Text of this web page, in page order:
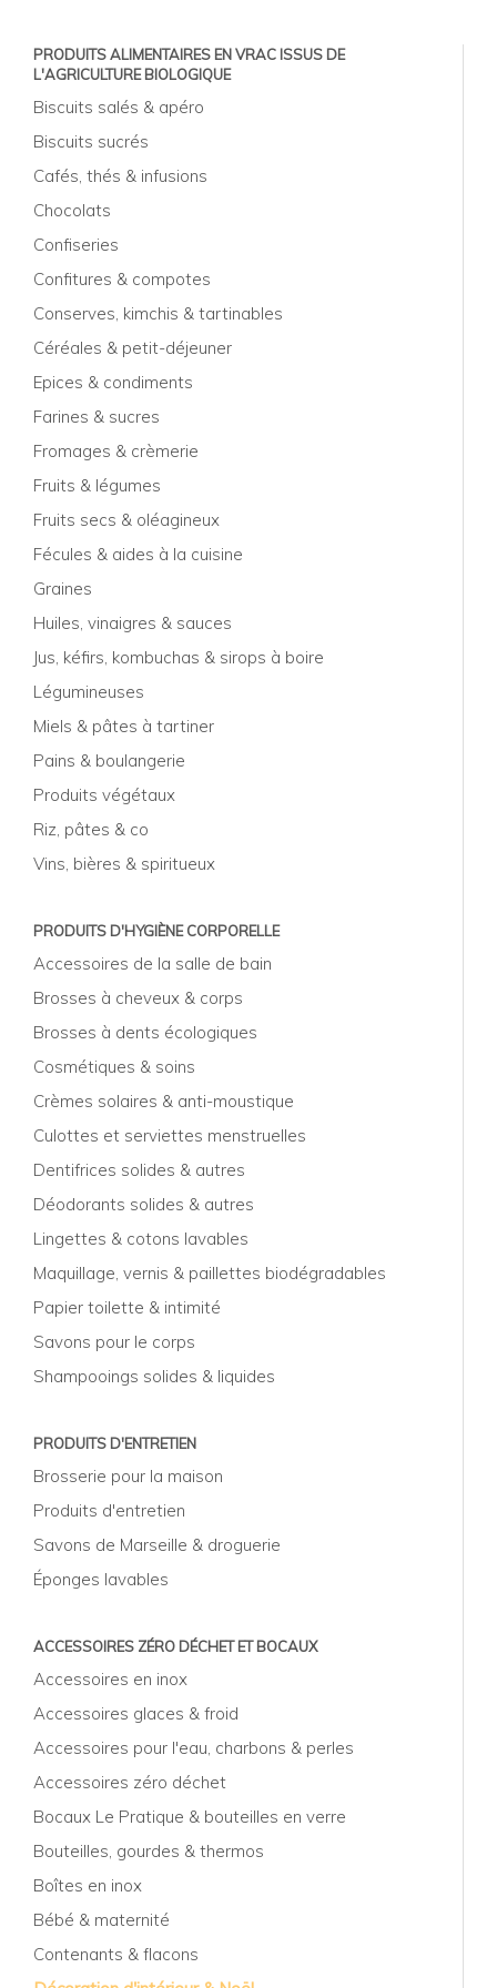
PRODUITS ALIMENTAIRES EN VRAC ISSUS DE
L'AGRICULTURE BIOLOGIQUE
Biscuits salés & apéro
Biscuits sucrés
Cafés, thés & infusions
Chocolats
Confiseries
Confitures & compotes
Conserves, kimchis & tartinables
Céréales & petit-déjeuner
Epices & condiments
Farines & sucres
Fromages & crèmerie
Fruits & légumes
Fruits secs & oléagineux
Fécules & aides à la cuisine
Graines
Huiles, vinaigres & sauces
Jus, kéfirs, kombuchas & sirops à boire
Légumineuses
Miels & pâtes à tartiner
Pains & boulangerie
Produits végétaux
Riz, pâtes & co
Vins, bières & spiritueux
PRODUITS D'HYGIÈNE CORPORELLE
Accessoires de la salle de bain
Brosses à cheveux & corps
Brosses à dents écologiques
Cosmétiques & soins
Crèmes solaires & anti-moustique
Culottes et serviettes menstruelles
Dentifrices solides & autres
Déodorants solides & autres
Lingettes & cotons lavables
Maquillage, vernis & paillettes biodégradables
Papier toilette & intimité
Savons pour le corps
Shampooings solides & liquides
PRODUITS D'ENTRETIEN
Brosserie pour la maison
Produits d'entretien
Savons de Marseille & droguerie
Éponges lavables
ACCESSOIRES ZÉRO DÉCHET ET BOCAUX
Accessoires en inox
Accessoires glaces & froid
Accessoires pour l'eau, charbons & perles
Accessoires zéro déchet
Bocaux Le Pratique & bouteilles en verre
Bouteilles, gourdes & thermos
Boîtes en inox
Bébé & maternité
Contenants & flacons